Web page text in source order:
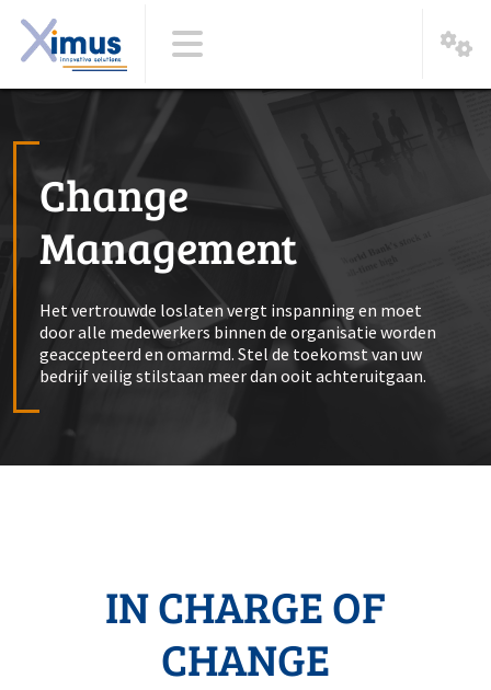
Change
Management
Het vertrouwde loslaten vergt inspanning en moet
door alle medewerkers binnen de organisatie worden
geaccepteerd en omarmd. Stel de toekomst van uw
bedrijf veilig stilstaan meer dan ooit achteruitgaan.
IN CHARGE OF
CHANGE